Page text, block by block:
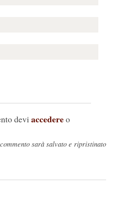
devi accedereo
sarà salvato e ripristinato